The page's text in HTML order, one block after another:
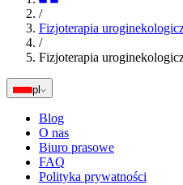
/
Fizjoterapia
/
Fizjoterapia
pl
Blog
O nas
Biuro prasowe
FAQ
Polityka prywatności